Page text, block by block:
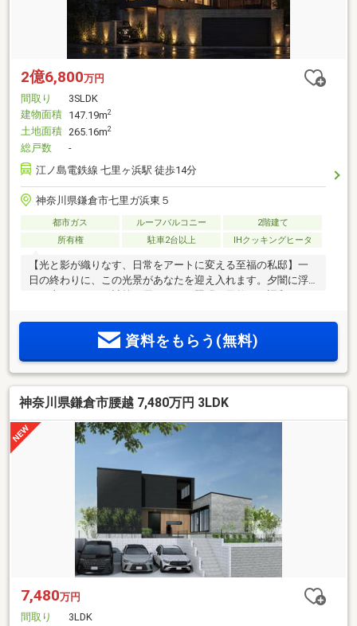
2億6,800万円
間取り
3SLDK
建物面積 147.19m2
土地面積 265.16m2
総戸数
-
江ノ島電鉄線 七里ヶ浜駅 徒歩14分
神奈川県鎌倉市七里ガ浜東５
都市ガス ルーフバルコニー
2階建て
所有権
駐車2台以上 IHクッキングヒータ
【光と影が織りなす、日常をアートに変える至福の私邸】一
日の終わりに、この光景があなたを迎え入れます。夕闇に浮
座する愛車をドラマチックに演出するライティングは、住む
人の美意識を物語る意匠の一部です。大きな開口部から溢れ
らの視線を遮る設計が、都会の喧騒を忘れるほどのプライバ
シーと開放感を両立。ただ「住む」ための場所ではなく、眺
めるたびに誇りを感じ、心から解き放たれる。そんな洗練を
資料をもらう(無料)
神奈川県鎌倉市腰越 7,480万円 3LDK
7,480万円
間取り
3LDK